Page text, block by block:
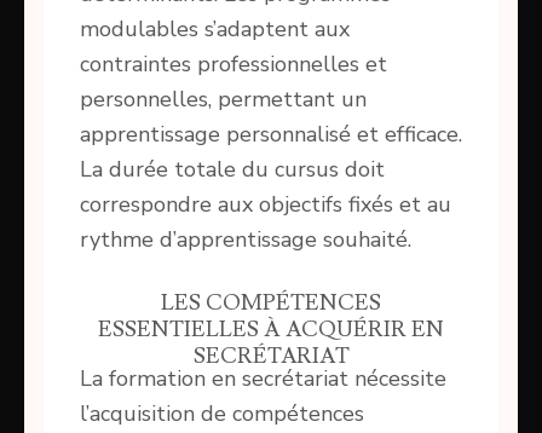
modulables s’adaptent aux
contraintes professionnelles et
personnelles, permettant un
apprentissage personnalisé et efficace.
La durée totale du cursus doit
correspondre aux objectifs fixés et au
rythme d’apprentissage souhaité.
LES COMPÉTENCES
ESSENTIELLES À ACQUÉRIR EN
SECRÉTARIAT
La formation en secrétariat nécessite
l’acquisition de compétences